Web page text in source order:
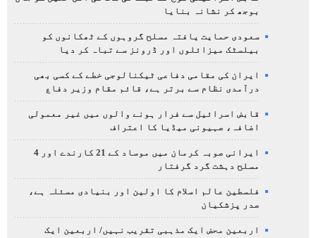
بوجھ کر نشانہ بنایا
سعودی حمایت یافتہ مسلح گروہوں کے ٹھکانوں کو
بیلسٹک میزائلوں اور ڈرونز سے تباہ کر دیا
ایران کی مقامی دفاعی ٹیکنالوجی خطے کے کسی بھی
درآمدی نظام سے برتر ہے، قائم مقام وزیر دفاع
قابض اسرائیل سے فرار ہونے والوں میں غیر معمولی
اضافہ، صہیونی میڈیا کا اعتراف
ایرانی صوبہ کرمان میں موساد کے 21 کارندے اور 4
مسلح دہشت گرد گرفتار
فلسطین عالم اسلام کا اولین اور بنیادی مسئلہ ہے،
صدر پزشکیان
اربعین محض ایک مذہبی تقریب نہیں/ اربعین ایک